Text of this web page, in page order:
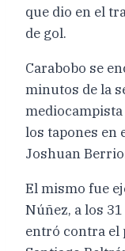
que dio en el
de gol.
Carabobo se
minutos de la
los tapones en
Joshuan
El mismo fue
Núñez, a los
entró contra el